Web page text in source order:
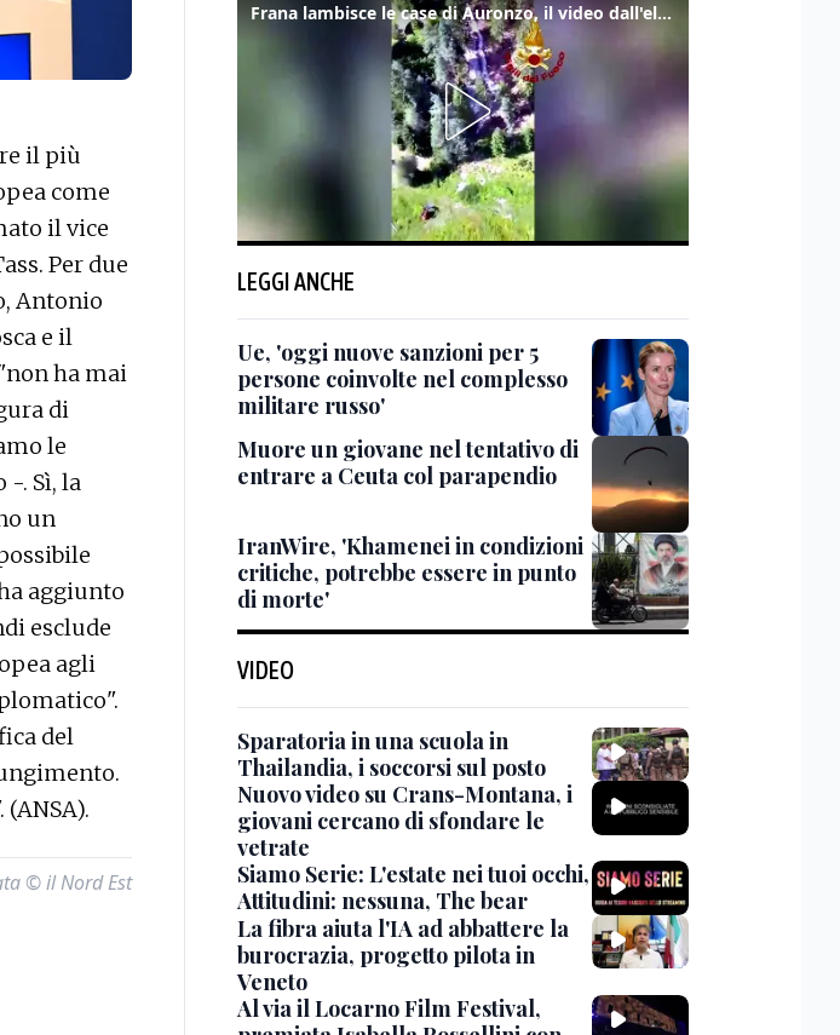
il più
come
il vice
Per due
Antonio
e il
ha mai
di
le
. Sì, la
un
aggiunto
esclude
agli
del
© il Nord Est
Frana lambisce le case di Auronzo, il video dall'elicottero dei vigili del fuoco
LEGGI ANCHE
Ue, 'oggi nuove sanzioni per 5
persone coinvolte nel complesso
militare russo'
Muore un giovane nel tentativo di
entrare a Ceuta col parapendio
IranWire, 'Khamenei in condizioni
critiche, potrebbe essere in punto
di morte'
VIDEO
Sparatoria in una scuola in
Thailandia, i soccorsi sul posto
Nuovo video su Crans-Montana, i
giovani cercano di sfondare le
vetrate
Siamo Serie: L'estate nei tuoi occhi,
Attitudini: nessuna, The bear
La fibra aiuta l'IA ad abbattere la
burocrazia, progetto pilota in
Veneto
Al via il Locarno Film Festival,